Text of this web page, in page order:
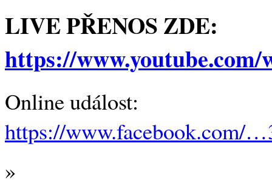
LIVE PŘENOS ZDE:
https://
Online událost:
https://www.facebook.com/
»